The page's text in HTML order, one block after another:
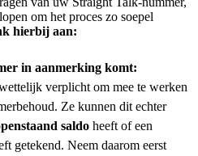
om het proces zo soepel
hierbij aan:
in aanmerking komt:
verplicht om mee te werken
Ze kunnen dit echter
saldo heeft of een
getekend. Neem daarom eerst